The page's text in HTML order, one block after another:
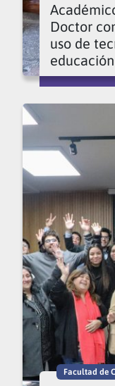
Doctor
uso de
Facultad de